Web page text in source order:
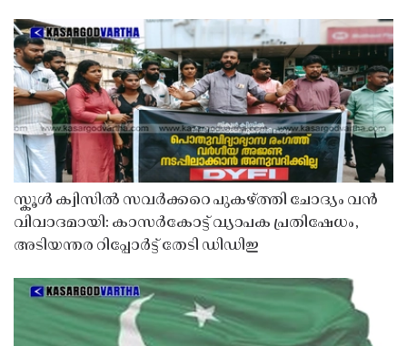
സ്കൂൾ ക്വിസിൽ സവർക്കറെ പുകഴ്ത്തി ചോദ്യം വൻ
വിവാദമായി: കാസർകോട്ട് വ്യാപക പ്രതിഷേധം,
അടിയന്തര റിപ്പോർട്ട് തേടി ഡിഡിഇ